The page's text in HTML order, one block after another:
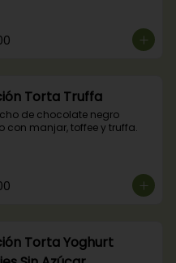
Torta Truffa
de chocolate negro
con manjar, toffee y truffa.
Torta Yoghurt